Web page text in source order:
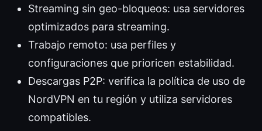
Streaming sin geo-bloqueos: usa servidores
optimizados para streaming.
Trabajo remoto: usa perfiles y
configuraciones que prioricen estabilidad.
Descargas P2P: verifica la política de uso de
NordVPN en tu región y utiliza servidores
compatibles.